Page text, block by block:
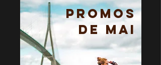
PROMOs
de mai